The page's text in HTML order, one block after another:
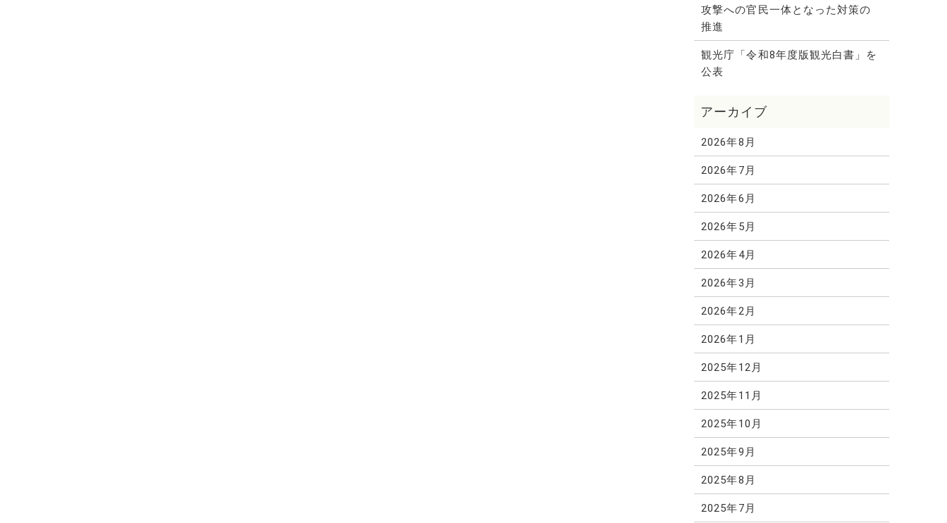
攻撃への官民一体となった対策の
推進
観光庁「令和8年度版観光白書」を
公表
2026年8月
2026年7月
2026年6月
2026年5月
2026年4月
2026年3月
2026年2月
2026年1月
2025年12月
2025年11月
2025年10月
2025年9月
2025年8月
2025年7月